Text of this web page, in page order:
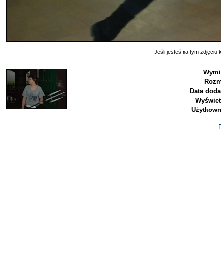
Jeśli jesteś na tym zdjęciu
Data